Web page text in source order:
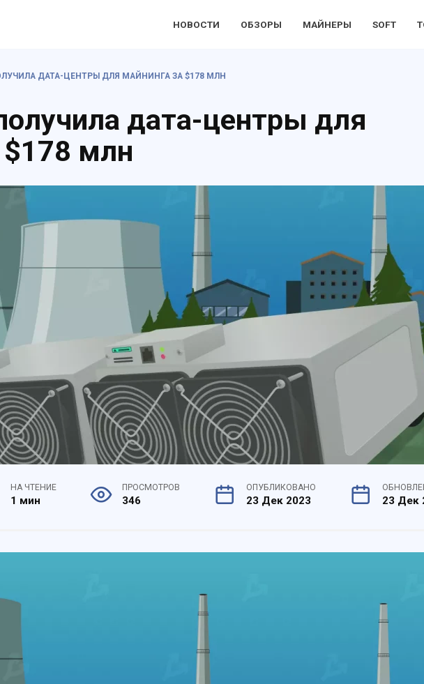
НОВОСТИ ОБЗОРЫ МАЙНЕРЫ SOFT
ДАТА-ЦЕНТРЫ ДЛЯ МАЙНИНГА ЗА $178 МЛН
дата-центры для
$178 млн
НА ЧТЕНИЕ
1 мин
ПРОСМОТРОВ
346
ОПУБЛИКОВАНО
23 Дек 2023 23 Дек